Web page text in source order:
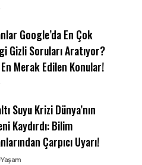
Google’da En Çok
Gizli Soruları Aratıyor?
Merak Edilen Konular!
Suyu Krizi Dünya’nın
Kaydırdı: Bilim
Çarpıcı Uyarı!
Yaşam